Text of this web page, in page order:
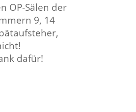
OP-Sälen der
9, 14
dafür!